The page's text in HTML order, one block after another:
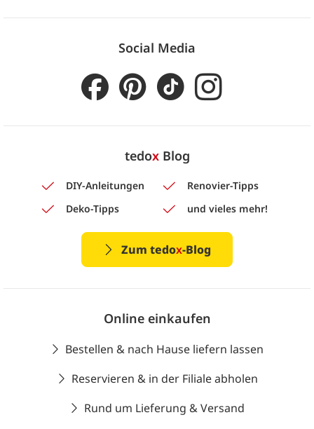
Social Media
tedoxBlog
DIY-Anleitungen
Renovier-Tipps
Deko-Tipps
und vieles mehr!
Zum tedox-Blog
Online einkaufen
Bestellen & nach Hause liefern lassen
Reservieren & in der Filiale abholen
Rund um Lieferung & Versand